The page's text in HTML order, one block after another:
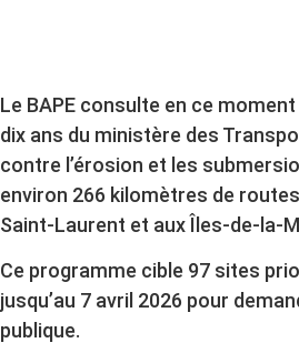
Le BAPE consulte en ce moment
dix ans du ministère des
contre l’érosion et les
environ 266 kilomètres de
Saint-Laurent et aux Îles-de-la-
Ce programme cible 97 sites
jusqu’au 7 avril 2026 pour
publique.